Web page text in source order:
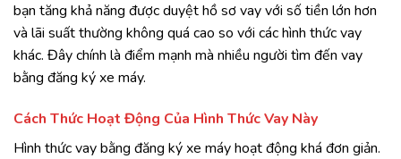
bạn tăng khả năng được duyệt hồ sơ vay với số tiền lớn hơn
và lãi suất thường không quá cao so với các hình thức vay
khác. Đây chính là điểm mạnh mà nhiều người tìm đến vay
bằng đăng ký xe máy.
Cách Thức Hoạt Động Của Hình Thức Vay Này
Hình thức vay bằng đăng ký xe máy hoạt động khá đơn giản.